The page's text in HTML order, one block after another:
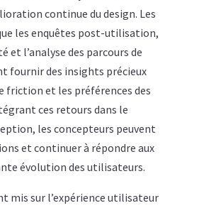
continue du design. Les
les enquêtes post-utilisation,
et l’analyse des parcours de
fournir des insights précieux
friction et les préférences des
ces retours dans le
les concepteurs peuvent
et continuer à répondre aux
évolution des utilisateurs.
mis sur l’expérience utilisateur